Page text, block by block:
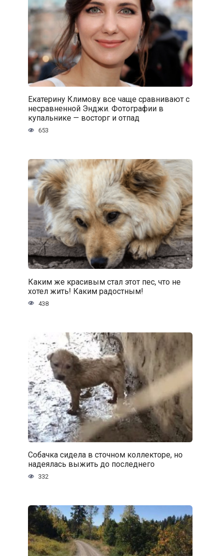
Екатерину Климову все чаще сравнивают с
несравненной Энджи. Фотографии в
купальнике — восторг и отпад
653
Каким же красивым стал этот пес, что не
хотел жить! Каким радостным!
438
Собачка сидела в сточном коллекторе, но
надеялась выжить до последнего
332